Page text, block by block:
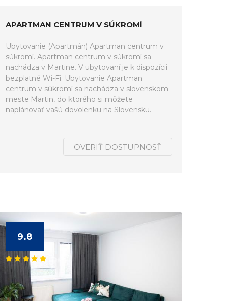
APARTMAN CENTRUM V SÚKROMÍ
Ubytovanie (Apartmán) Apartman centrum v
súkromí. Apartman centrum v súkromí sa
nachádza v Martine. V ubytovaní je k dispozícii
bezplatné Wi-Fi. Ubytovanie Apartman
centrum v súkromí sa nachádza v slovenskom
meste Martin, do ktorého si môžete
naplánovať vašú dovolenku na Slovensku.
OVERIŤ DOSTUPNOSŤ
9.8